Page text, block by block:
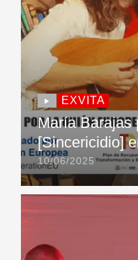
EXVITA
María Barajas
[Sincericidio]
10/06/2025